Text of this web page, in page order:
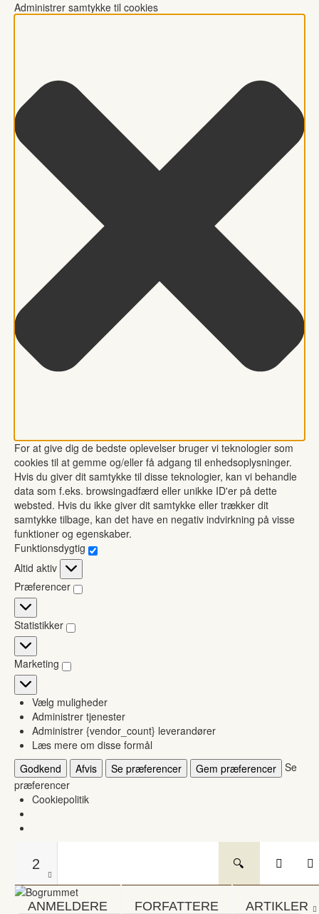
Administrer samtykke til cookies
For at give dig de bedste oplevelser bruger vi teknologier som
cookies til at gemme og/eller få adgang til enhedsoplysninger.
Hvis du giver dit samtykke til disse teknologier, kan vi behandle
data som f.eks. browsingadfærd eller unikke ID'er på dette
websted. Hvis du ikke giver dit samtykke eller trækker dit
samtykke tilbage, kan det have en negativ indvirkning på visse
funktioner og egenskaber.
Funktionsdygtig
Funktionsdygtig
Altid aktiv
Præferencer
Præferencer
Statistikker
Statistikker
Marketing
Marketing
Vælg muligheder
Administrer tjenester
Administrer {vendor_count} leverandører
Læs mere om disse formål
Godkend
Afvis Se præferencer Gem præferencer Se
præferencer
Cookiepolitik
2
ANMELDERE FORFATTERE ARTIKLER